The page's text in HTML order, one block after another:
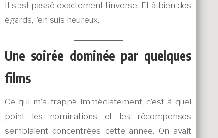
Il s’est passé exactement l’inverse. Et à bien des
égards, j’en suis heureux.
Une soirée dominée par quelques
films
Ce qui m’a frappé immédiatement, c’est à quel
point les nominations et les récompenses
semblaient concentrées cette année. On avait